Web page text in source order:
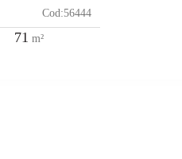
Cod:56444
71 m²